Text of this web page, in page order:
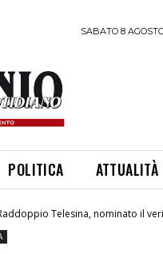
SABATO 8
POLITICA ATTUALITÀ
Telesina, nominato il